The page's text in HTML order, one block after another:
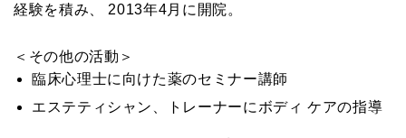
経験を積み、 2013年4月に開院。
＜その他の活動＞
臨床心理士に向けた薬のセミナー講師
エステティシャン、トレーナーにボディ ケアの指導